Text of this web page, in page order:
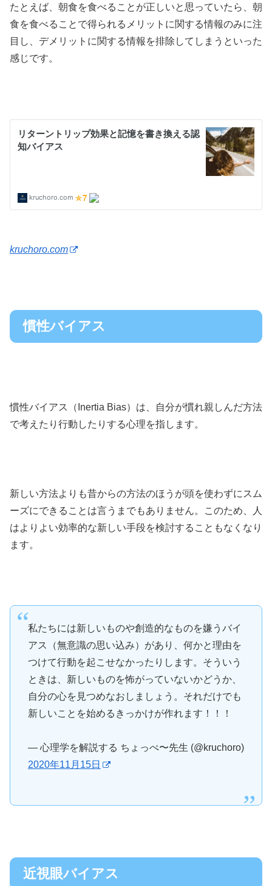
たとえば、朝食を食べることが正しいと思っていたら、朝
食を食べることで得られるメリットに関する情報のみに注
目し、デメリットに関する情報を排除してしまうといった
感じです。
kruchoro.com
慣性バイアス
慣性バイアス（Inertia Bias）は、自分が慣れ親しんだ方法
で考えたり行動したりする心理を指します。
新しい方法よりも昔からの方法のほうが頭を使わずにスム
ーズにできることは言うまでもありません。このため、人
はよりよい効率的な新しい手段を検討することもなくなり
ます。
私たちには新しいものや創造的なものを嫌うバイ
アス（無意識の思い込み）があり、何かと理由を
つけて行動を起こせなかったりします。そういう
ときは、新しいものを怖がっていないかどうか、
自分の心を見つめなおしましょう。それだけでも
新しいことを始めるきっかけが作れます！！！
— 心理学を解説する ちょっぺ〜先生 (@kruchoro)
2020年11月15日
近視眼バイアス